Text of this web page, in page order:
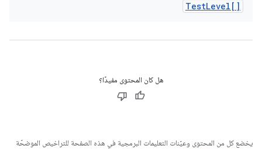
TestLevel[]
هل كان المحتوى مفيدًا؟
يخضع كل من المحتوى وعيّنات التعليمات البرمجية في هذه الصفحة للتراخيص الموضحّة